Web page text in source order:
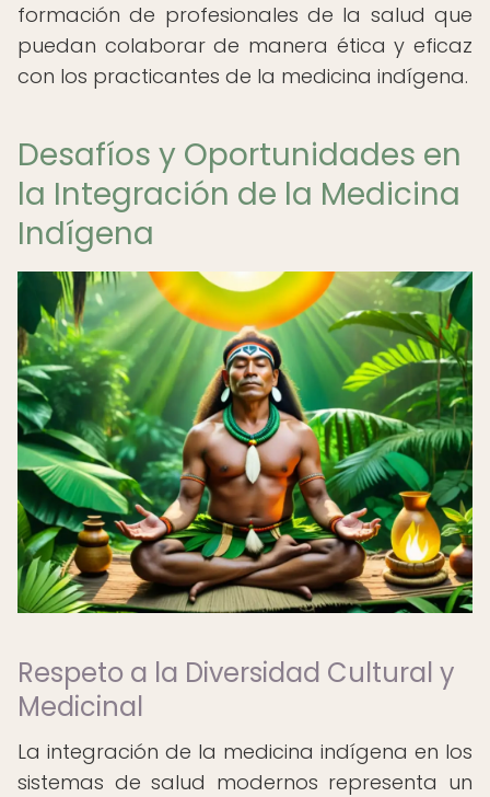
formación de profesionales de la salud que
puedan colaborar de manera ética y eficaz
con los practicantes de la medicina indígena.
Desafíos y Oportunidades en
la Integración de la Medicina
Indígena
Respeto a la Diversidad Cultural y
Medicinal
La integración de la medicina indígena en los
sistemas de salud modernos representa un